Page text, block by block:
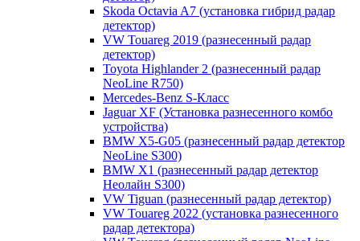
Skoda Octavia A7 (установка гибрид радар
детектор)
VW Touareg 2019 (разнесенный радар
детектор)
Toyota Highlander 2 (разнесенный радар
NeoLine R750)
Mercedes-Benz S-Класс
Jaguar XF (Установка разнесенного комбо
устройства)
BMW X5-G05 (разнесенный радар детектор
NeoLine S300)
BMW X1 (разнесенный радар детектор
Неолайн S300)
VW Tiguan (разнесенный радар детектор)
VW Touareg 2022 (установка разнесенного
радар детектора)